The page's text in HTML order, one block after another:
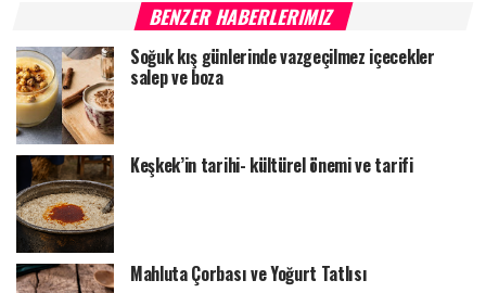
BENZER HABERLERIMIZ
Soğuk kış günlerinde vazgeçilmez içecekler
salep ve boza
Keşkek’in tarihi- kültürel önemi ve tarifi
Mahluta Çorbası ve Yoğurt Tatlısı